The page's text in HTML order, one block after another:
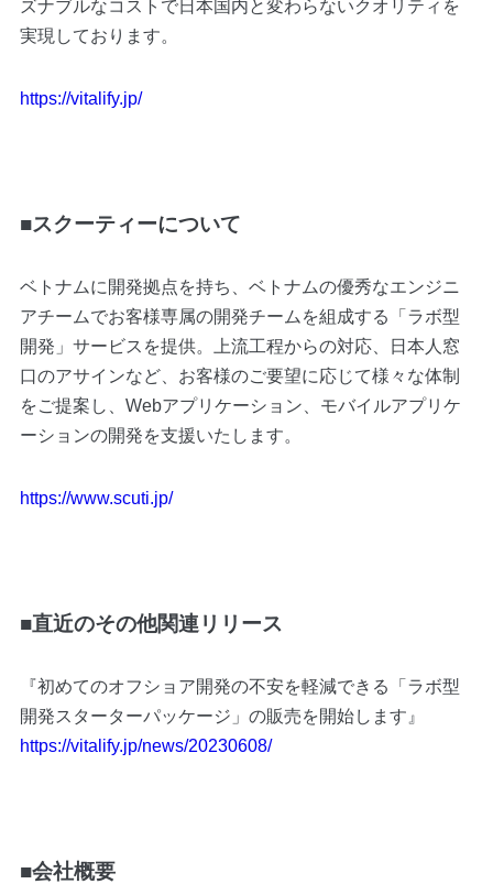
ズナブルなコストで日本国内と変わらないクオリティを
実現しております。
https://vitalify.jp/
■スクーティーについて
ベトナムに開発拠点を持ち、ベトナムの優秀なエンジニ
アチームでお客様専属の開発チームを組成する「ラボ型
開発」サービスを提供。上流工程からの対応、日本人窓
口のアサインなど、お客様のご要望に応じて様々な体制
をご提案し、Webアプリケーション、モバイルアプリケ
ーションの開発を支援いたします。
https://www.scuti.jp/
■直近のその他関連リリース
『初めてのオフショア開発の不安を軽減できる「ラボ型
開発スターターパッケージ」の販売を開始します』
https://vitalify.jp/news/20230608/
■会社概要